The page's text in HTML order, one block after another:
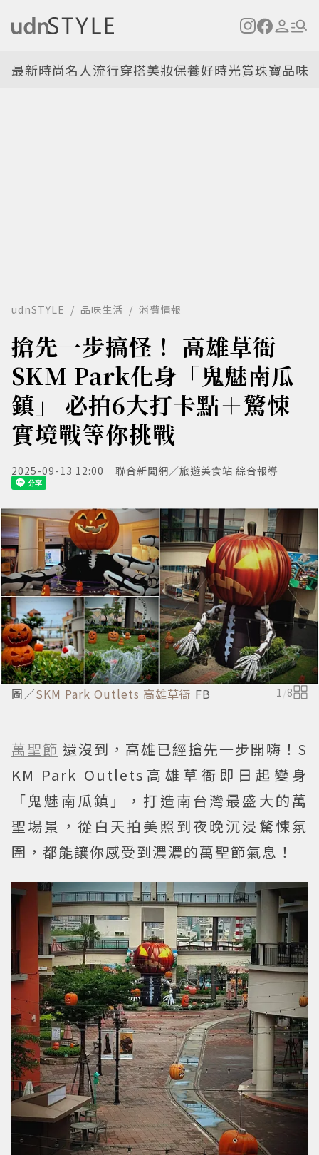
最新時尚名人流行穿搭美妝保養好時光賞珠寶品味
udnSTYLE 品味生活 消費情報
搶先一步搞怪！ 高雄草衙
SKM Park化身「鬼魅南瓜
鎮」 必拍6大打卡點＋驚悚
實境戰等你挑戰
2025-09-13 12:00 聯合新聞網／旅遊美食站 綜合報導
圖／SKM Park Outlets 高雄草衙 FB 1 /8
萬聖節 還沒到，高雄已經搶先一步開嗨！S
KM Park Outlets高雄草衙即日起變身
「鬼魅南瓜鎮」，打造南台灣最盛大的萬
聖場景，從白天拍美照到夜晚沉浸驚悚氛
圍，都能讓你感受到濃濃的萬聖節氣息！